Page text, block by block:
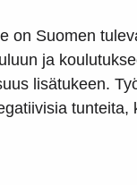
on Suomen
ja
lisätukeen.